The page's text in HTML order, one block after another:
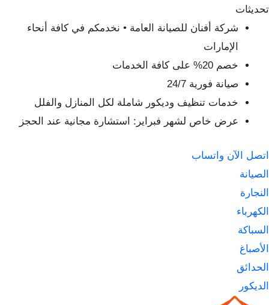
التجاوز
المحتوى
تحديثات
شركة أفنان للصيانة العامة • نخدمكم في كافة أنحاء
الإمارات
خصم 20% على كافة الخدمات
صيانة فورية 24/7
خدمات تنظيف وديكور شاملة لكل المنازل والفلل
عرض خاص لشهر فبراير: استشارة مجانية عند الحجز
اتصل الآن واتساب
الصيانة
النجارة
الكهرباء
السباكة
الأصباغ
الحدائق
الديكور